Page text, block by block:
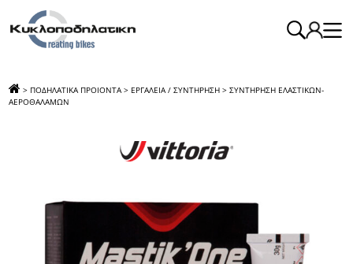
> ΠΟΔΗΛΑΤΙΚΑ ΠΡΟΙΟΝΤΑ > ΕΡΓΑΛΕΙΑ / ΣΥΝΤΗΡΗΣΗ > ΣΥΝΤΗΡΗΣΗ ΕΛΑΣΤΙΚΩΝ-
ΑΕΡΟΘΑΛΑΜΩΝ